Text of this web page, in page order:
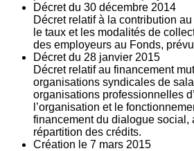
Décret du 30 décembre 2014
Décret relatif à la contribution
le taux et les modalités de
des employeurs au Fonds,
Décret du 28 janvier 2015
Décret relatif au financement
organisations syndicales de
organisations professionnelles
l’organisation et le
financement du dialogue social,
répartition des crédits.
Création le 7 mars 2015